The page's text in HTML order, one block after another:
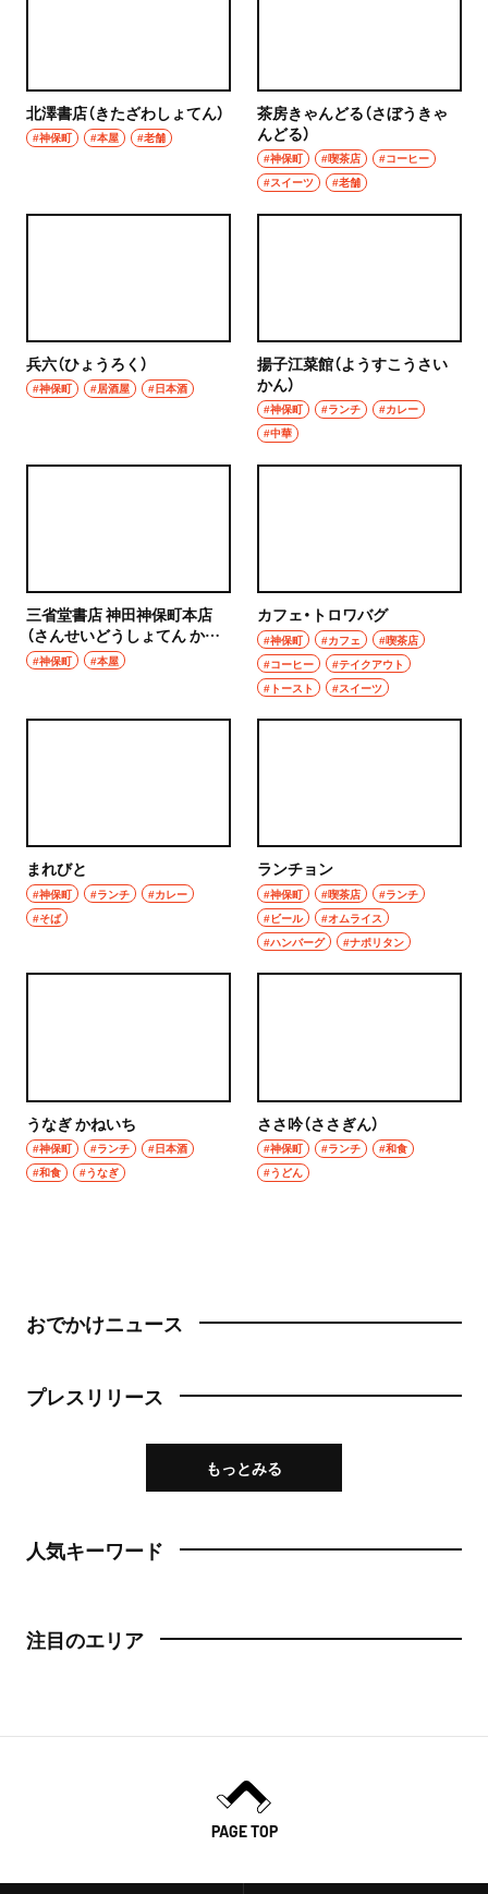
北澤書店（きたざわしょてん）
#神保町 #本屋 #老舗
茶房きゃんどる（さぼうきゃ
んどる）
#神保町 #喫茶店
#コーヒー
#スイーツ
#老舗
兵六（ひょうろく）
#神保町 #居酒屋 #日本酒
揚子江菜館（ようすこうさい
かん）
#神保町 #ランチ
#カレー
#中華
三省堂書店 神田神保町本店
（さんせいどうしょてん かん
だじんぼうちょうほんてん）
#神保町 #本屋
カフェ・トロワバグ
#神保町 #カフェ
#喫茶店
#コーヒー
#テイクアウト
#トースト
#スイーツ
まれびと
#神保町 #ランチ
#カレー
#そば
ランチョン
#神保町 #喫茶店
#ランチ
#ビール
#オムライス
#ハンバーグ
#ナポリタン
うなぎ かねいち
#神保町 #ランチ
#日本酒
#和食
#うなぎ
ささ吟（ささぎん）
#神保町 #ランチ
#和食
#うどん
おでかけニュース
プレスリリース
もっとみる
人気キーワード
注目のエリア
PAGE TOP